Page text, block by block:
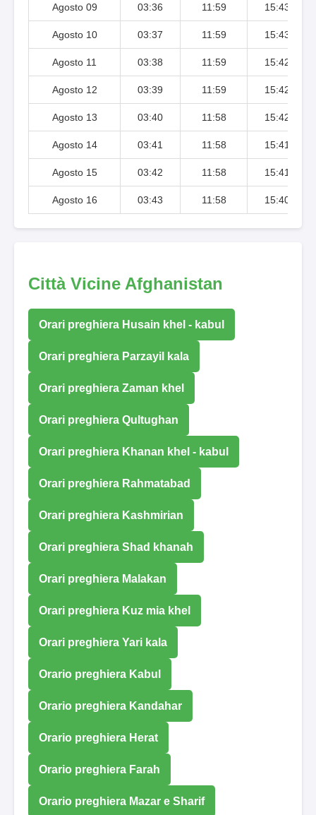
Agosto 09 03:36 11:59 15:43
Agosto 10 03:37 11:59 15:43
Agosto 11 03:38 11:59 15:42
Agosto 12 03:39 11:59 15:42
Agosto 13 03:40 11:58 15:42
Agosto 14 03:41 11:58 15:41
Agosto 15 03:42 11:58 15:41
Agosto 16 03:43 11:58 15:40
Città Vicine Afghanistan
Orari preghiera Husain khel - kabul
Orari preghiera Parzayil kala
Orari preghiera Zaman khel
Orari preghiera Qultughan
Orari preghiera Khanan khel - kabul
Orari preghiera Rahmatabad
Orari preghiera Kashmirian
Orari preghiera Shad khanah
Orari preghiera Malakan
Orari preghiera Kuz mia khel
Orari preghiera Yari kala
Orario preghiera Kabul
Orario preghiera Kandahar
Orario preghiera Herat
Orario preghiera Farah
Orario preghiera Mazar e Sharif